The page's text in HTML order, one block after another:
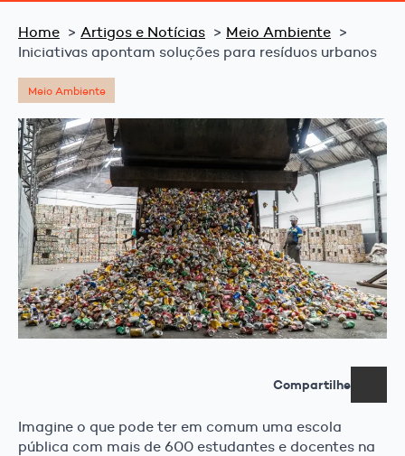
Home Artigos e Notícias
Meio Ambiente
Iniciativas apontam soluções para resíduos urbanos
Meio Ambiente
Compartilhe
Imagine o que pode ter em comum uma escola
pública com mais de 600 estudantes e docentes na